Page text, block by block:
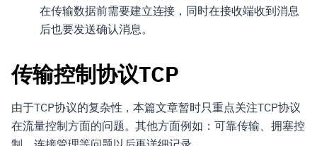
在传输数据前需要建立连接，同时在接收端收到消息
后也要发送确认消息。
传输控制协议TCP
由于TCP协议的复杂性，本篇文章暂时只重点关注TCP协议
在流量控制方面的问题。其他方面例如：可靠传输、拥塞控